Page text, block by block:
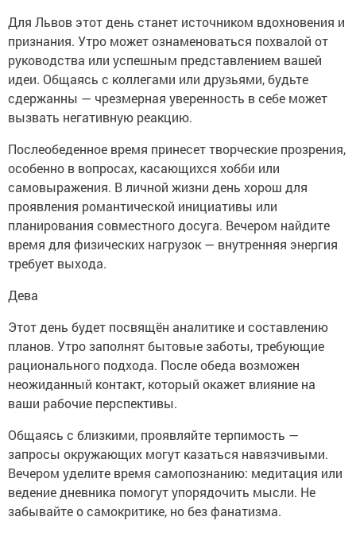
Для Львов этот день станет источником вдохновения и
признания. Утро может ознаменоваться похвалой от
руководства или успешным представлением вашей
идеи. Общаясь с коллегами или друзьями, будьте
сдержанны — чрезмерная уверенность в себе может
вызвать негативную реакцию.
Послеобеденное время принесет творческие прозрения,
особенно в вопросах, касающихся хобби или
самовыражения. В личной жизни день хорош для
проявления романтической инициативы или
планирования совместного досуга. Вечером найдите
время для физических нагрузок — внутренняя энергия
требует выхода.
Дева
Этот день будет посвящён аналитике и составлению
планов. Утро заполнят бытовые заботы, требующие
рационального подхода. После обеда возможен
неожиданный контакт, который окажет влияние на
ваши рабочие перспективы.
Общаясь с близкими, проявляйте терпимость —
запросы окружающих могут казаться навязчивыми.
Вечером уделите время самопознанию: медитация или
ведение дневника помогут упорядочить мысли. Не
забывайте о самокритике, но без фанатизма.